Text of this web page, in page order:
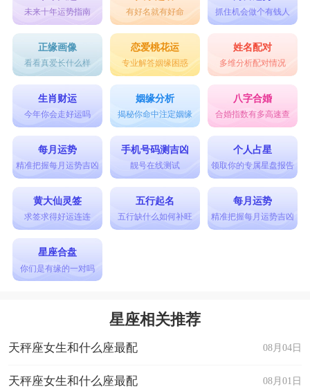
未来十年运势指南 有好名就有好命 抓住机会做个有钱人
正缘画像
看看真爱长什么样
恋爱桃花运
专业解答姻缘困惑
姓名配对
多维分析配对情况
生肖财运
今年你会走好运吗
姻缘分析
揭秘你命中注定姻缘
八字合婚
合婚指数有多高速查
每月运势
精准把握每月运势吉凶
手机号码测吉凶
靓号在线测试
个人占星
领取你的专属星盘报告
黄大仙灵签
求签求得好运连连
五行起名
五行缺什么如何补旺
每月运势
精准把握每月运势吉凶
星座合盘
你们是有缘的一对吗
星座相关推荐
08月04日
天秤座女生和什么座最配
08月01日
天秤座女生和什么座最配